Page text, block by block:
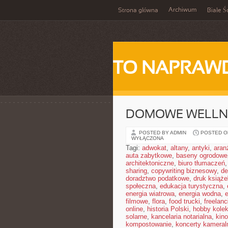
Strona główna Archiwum Białe
TO
DOMOWE
POSTED BY ADMIN POSTED
WYŁĄCZONA
Tagi: adwokat, altany, antyki,
auta zabytkowe, baseny ogrodowe
architektoniczne, biuro tłumaczeń,
sharing, copywriting biznesowy,
doradztwo podatkowe, druk
społeczna, edukacja turystyczna,
energia wiatrowa, energia wodna,
filmowe, flora, food trucki,
online, historia Polski, hobby
solarne, kancelaria notarialna,
kompostowanie, koncerty